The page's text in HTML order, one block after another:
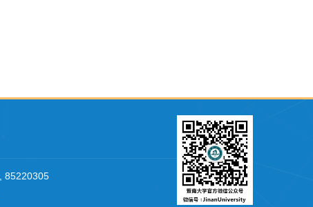
85220305